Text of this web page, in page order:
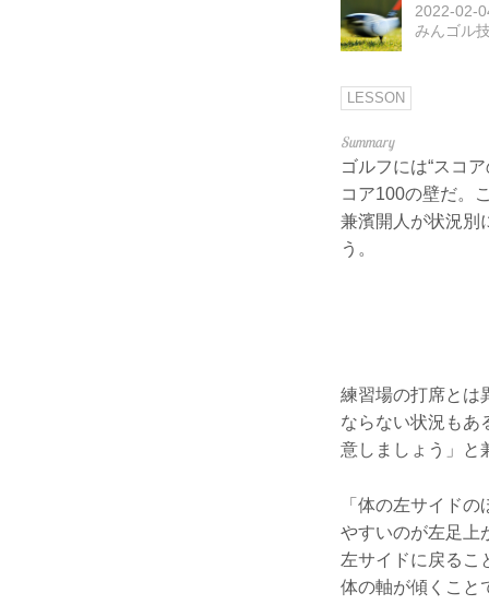
2022-02-
みんゴル
LESSON
ゴルフには“スコ
コア100の壁だ。
兼濱開人が状況別
う。
練習場の打席とは
ならない状況もあ
意しましょう」と
「体の左サイド
やすいのが左足上
左サイドに戻るこ
体の軸が傾くこと